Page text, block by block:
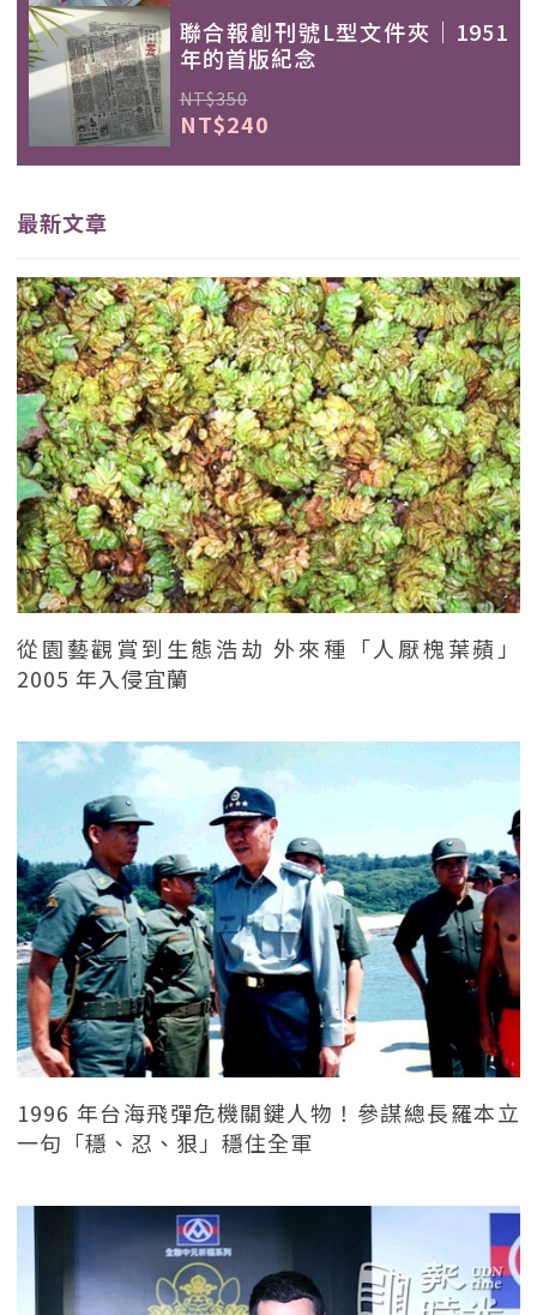
聯合報創刊號L型文件夾｜1951
年的首版紀念
NT$350
NT$240
最新文章
從園藝觀賞到生態浩劫 外來種「人厭槐葉蘋」
2005 年入侵宜蘭
1996 年台海飛彈危機關鍵人物！參謀總長羅本立
一句「穩、忍、狠」穩住全軍